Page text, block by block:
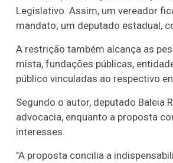
Legislativo. Assim, um vereador
mandato; um deputado estadual,
A restrição também alcança as
mista, fundações públicas,
público vinculadas ao respectivo
Segundo o autor, deputado Baleia
advocacia, enquanto a proposta
interesses.
"A proposta concilia a